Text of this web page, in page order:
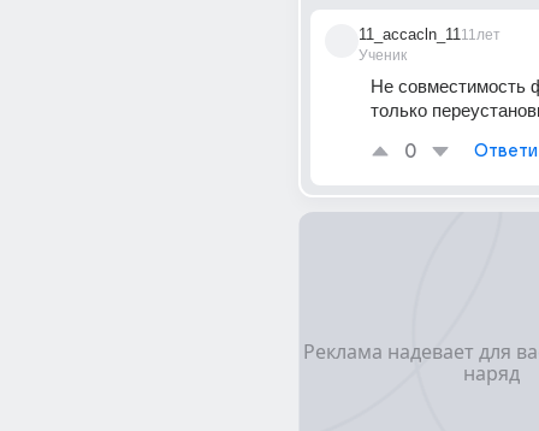
11_accacln_11
Ученик
11лет
Не совместимость
только
0